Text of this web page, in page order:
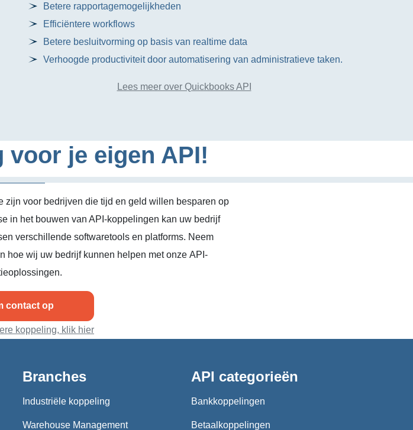
Betere rapportagemogelijkheden
Efficiëntere workflows
Betere besluitvorming op basis van realtime data
Verhoogde productiviteit door automatisering van administratieve taken.
Lees meer over Quickbooks API
voor je eigen API!
zijn voor bedrijven die tijd en geld willen besparen op
in het bouwen van API-koppelingen kan uw bedrijf
verschillende softwaretools en platforms. Neem
hoe wij uw bedrijf kunnen helpen met onze API-
contact op
koppeling, klik hier
Branches
Industriële koppeling
Warehouse Management
API categorieën
Bankkoppelingen
Betaalkoppelingen